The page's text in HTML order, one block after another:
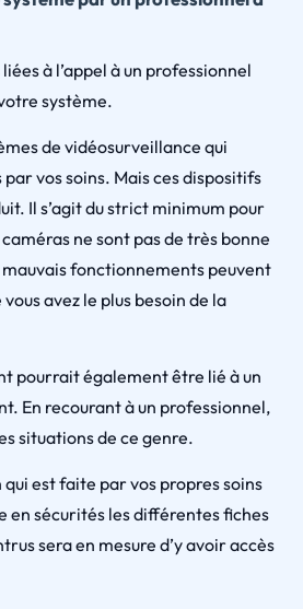
à l’appel à un professionnel
système.
de vidéosurveillance qui
vos soins. Mais ces dispositifs
Il s’agit du strict minimum pour
ne sont pas de très bonne
fonctionnements peuvent
avez le plus besoin de la
pourrait également être lié à un
En recourant à un professionnel,
situations de ce genre.
est faite par vos propres soins
en sécurités les différentes fiches
sera en mesure d’y avoir accès